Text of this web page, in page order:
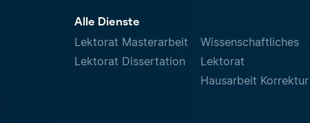
Alle Dienste
Lektorat Masterarbeit
Lektorat Dissertation
Wissenschaftliches
Lektorat
Hausarbeit Korrektur